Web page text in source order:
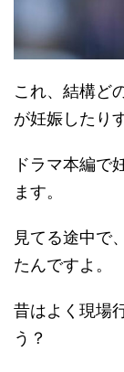
これ、結構ど
が妊娠したり
ドラマ本編で
ます。
見てる途中で
たんですよ。
昔はよく現場
う？